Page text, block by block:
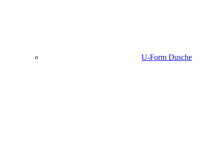
U-Form Dusche